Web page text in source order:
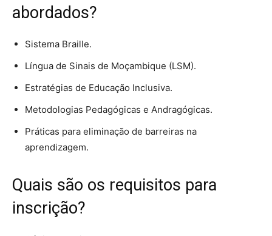
abordados?
Sistema Braille.
Língua de Sinais de Moçambique (LSM).
Estratégias de Educação Inclusiva.
Metodologias Pedagógicas e Andragógicas.
Práticas para eliminação de barreiras na
aprendizagem.
Quais são os requisitos para
inscrição?